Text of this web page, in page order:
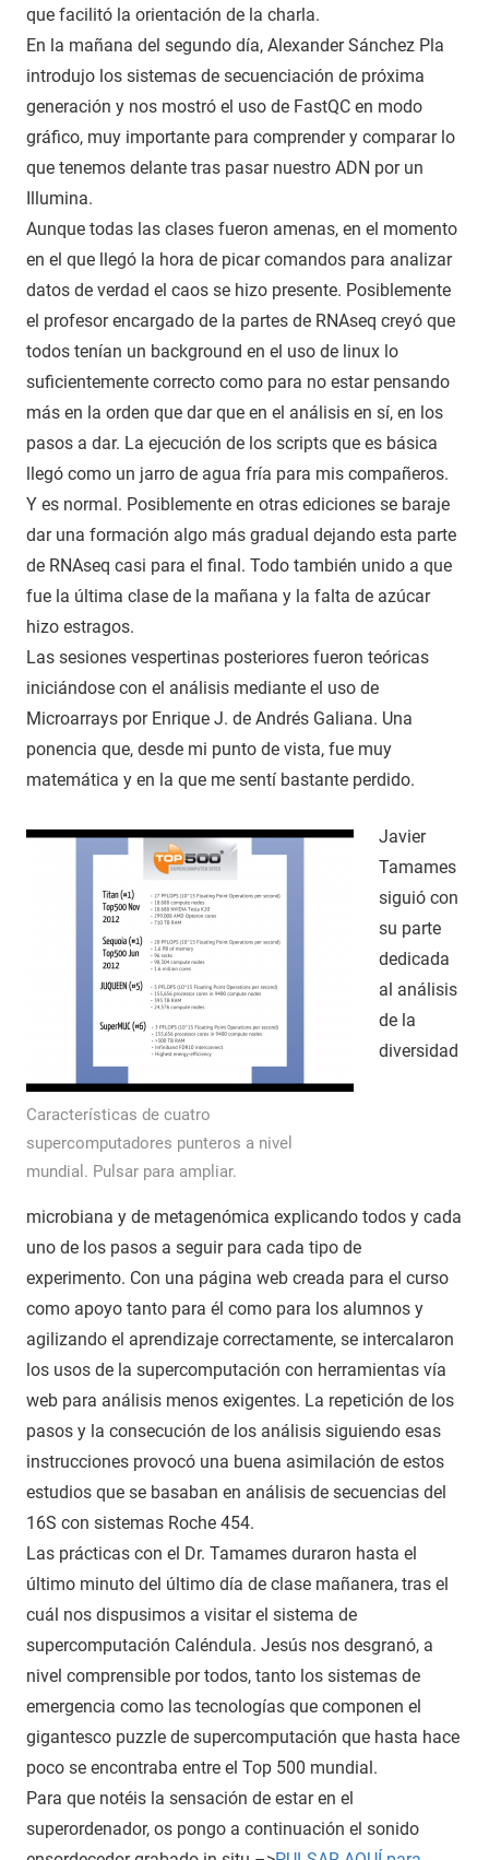
que facilitó la orientación de la charla.
En la mañana del segundo día, Alexander Sánchez Pla
introdujo los sistemas de secuenciación de próxima
generación y nos mostró el uso de FastQC en modo
gráfico, muy importante para comprender y comparar lo
que tenemos delante tras pasar nuestro ADN por un
Illumina.
Aunque todas las clases fueron amenas, en el momento
en el que llegó la hora de picar comandos para analizar
datos de verdad el caos se hizo presente. Posiblemente
el profesor encargado de la partes de RNAseq creyó que
todos tenían un background en el uso de linux lo
suficientemente correcto como para no estar pensando
más en la orden que dar que en el análisis en sí, en los
pasos a dar. La ejecución de los scripts que es básica
llegó como un jarro de agua fría para mis compañeros.
Y es normal. Posiblemente en otras ediciones se baraje
dar una formación algo más gradual dejando esta parte
de RNAseq casi para el final. Todo también unido a que
fue la última clase de la mañana y la falta de azúcar
hizo estragos.
Las sesiones vespertinas posteriores fueron teóricas
iniciándose con el análisis mediante el uso de
Microarrays por Enrique J. de Andrés Galiana. Una
ponencia que, desde mi punto de vista, fue muy
matemática y en la que me sentí bastante perdido.
Características de cuatro
supercomputadores punteros a nivel
mundial. Pulsar para ampliar.
Javier
Tamames
siguió con
su parte
dedicada
al análisis
de la
diversidad
microbiana y de metagenómica explicando todos y cada
uno de los pasos a seguir para cada tipo de
experimento. Con una página web creada para el curso
como apoyo tanto para él como para los alumnos y
agilizando el aprendizaje correctamente, se intercalaron
los usos de la supercomputación con herramientas vía
web para análisis menos exigentes. La repetición de los
pasos y la consecución de los análisis siguiendo esas
instrucciones provocó una buena asimilación de estos
estudios que se basaban en análisis de secuencias del
16S con sistemas Roche 454.
Las prácticas con el Dr. Tamames duraron hasta el
último minuto del último día de clase mañanera, tras el
cuál nos dispusimos a visitar el sistema de
supercomputación Caléndula. Jesús nos desgranó, a
nivel comprensible por todos, tanto los sistemas de
emergencia como las tecnologías que componen el
gigantesco puzzle de supercomputación que hasta hace
poco se encontraba entre el Top 500 mundial.
Para que notéis la sensación de estar en el
superordenador, os pongo a continuación el sonido